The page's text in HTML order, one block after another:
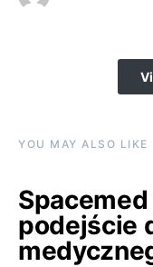
YOU MAY ALSO LIKE
podejście